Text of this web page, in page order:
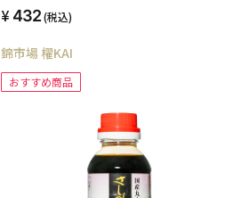
432(税込)
錦市場 櫂KAI
おすすめ商品